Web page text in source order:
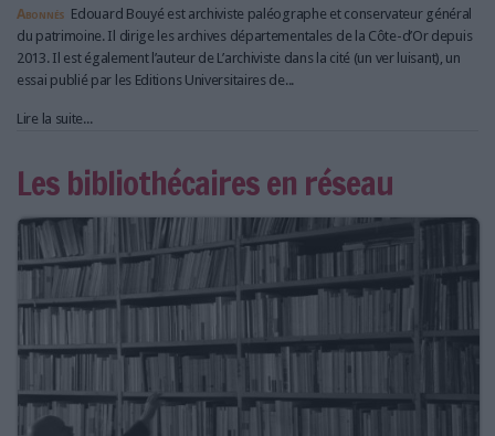
Abonnés Edouard Bouyé est archiviste paléographe et conservateur général
du patrimoine. Il dirige les archives départementales de la Côte-d’Or depuis
2013. Il est également l’auteur de L’archiviste dans la cité (un ver luisant), un
essai publié par les Editions Universitaires de...
Lire la suite...
Les bibliothécaires en réseau